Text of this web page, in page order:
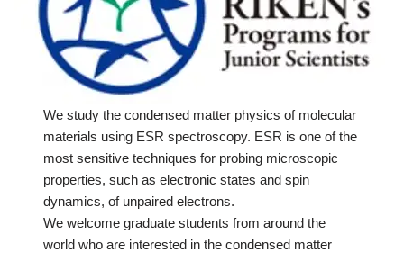
We study the condensed matter physics of molecular
materials using ESR spectroscopy. ESR is one of the
most sensitive techniques for probing microscopic
properties, such as electronic states and spin
dynamics, of unpaired electrons.
We welcome graduate students from around the
world who are interested in the condensed matter